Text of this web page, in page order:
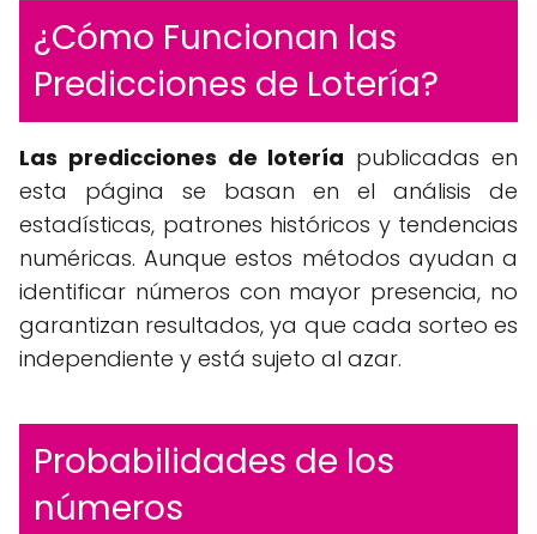
¿Cómo Funcionan las
Predicciones de Lotería?
Las predicciones de lotería publicadas en
esta página se basan en el análisis de
estadísticas, patrones históricos y tendencias
numéricas. Aunque estos métodos ayudan a
identificar números con mayor presencia, no
garantizan resultados, ya que cada sorteo es
independiente y está sujeto al azar.
Probabilidades de los
números